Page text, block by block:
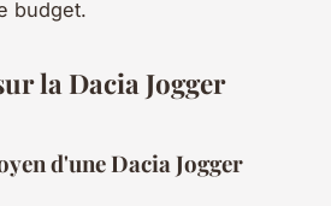
budget.
la Dacia Jogger
d'une Dacia Jogger